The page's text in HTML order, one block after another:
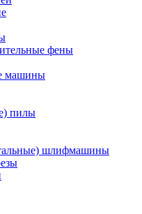
фены
машины
пилы
шлифмашины